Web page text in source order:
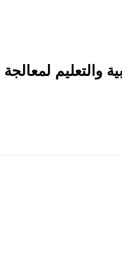
والتعليم لمعالجة